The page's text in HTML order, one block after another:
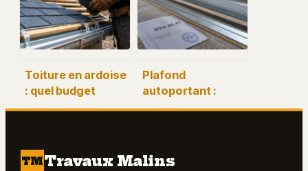
sans intrusion
chez les
occupants
légales et
solutions
techniques
Toiture en ardoise
: quel budget
prévoir pour une
Plafond
autoportant :
portée maximale
TMTravaux Malins